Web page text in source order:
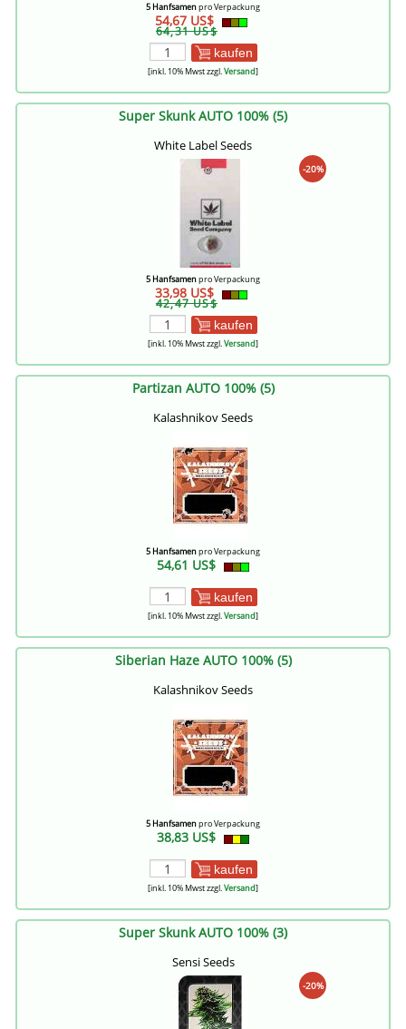
5 Hanfsamenpro Verpackung
54,67 US$
64,31 US$
kaufen
[inkl. 10% Mwst zzgl.Versand]
Super Skunk AUTO 100% (5)
White Label Seeds
-20%
5 Hanfsamenpro Verpackung
33,98 US$
42,47 US$
kaufen
[inkl. 10% Mwst zzgl.Versand]
Partizan AUTO 100% (5)
Kalashnikov Seeds
5 Hanfsamenpro Verpackung
54,61 US$
kaufen
[inkl. 10% Mwst zzgl.Versand]
Siberian Haze AUTO 100% (5)
Kalashnikov Seeds
5 Hanfsamenpro Verpackung
38,83 US$
kaufen
[inkl. 10% Mwst zzgl.Versand]
Super Skunk AUTO 100% (3)
Sensi Seeds
-20%